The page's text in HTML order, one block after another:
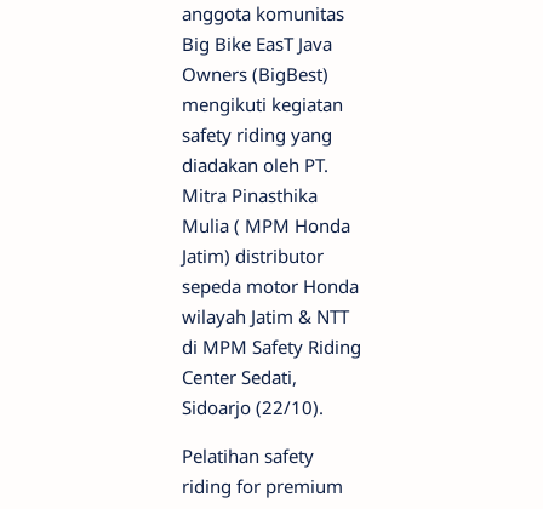
anggota komunitas
Big Bike EasT Java
Owners (BigBest)
mengikuti kegiatan
safety riding yang
diadakan oleh PT.
Mitra Pinasthika
Mulia ( MPM Honda
Jatim) distributor
sepeda motor Honda
wilayah Jatim & NTT
di MPM Safety Riding
Center Sedati,
Sidoarjo (22/10).
Pelatihan safety
riding for premium